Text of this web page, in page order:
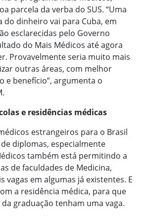
parcela da verba do SUS. “Uma
do dinheiro vai para Cuba, em
esclarecidas pelo Governo
do Mais Médicos até agora
Provavelmente seria muito mais
outras áreas, com melhor
e benefício”, argumenta o
e residências médicas
estrangeiros para o Brasil
diplomas, especialmente
também está permitindo a
de faculdades de Medicina,
vagas em algumas já existentes. E
a residência médica, para que
graduação tenham uma vaga.